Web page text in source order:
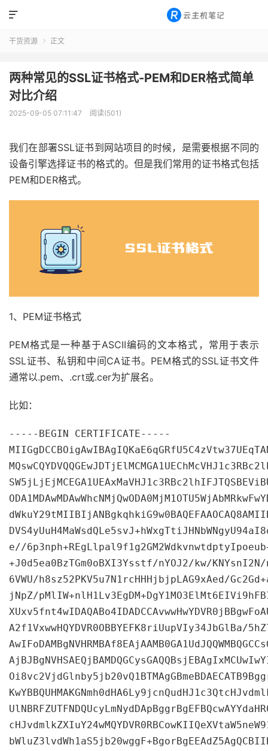

干货资源  正文
两种常见的SSL证书格式-PEM和DER格式简单
对比介绍
2025-09-05 07:11:47 阅读(501)
我们在部署SSL证书到网站项目的时候，是需要根据不同的
设备引擎选择证书的格式的。但是我们常用的证书格式包括
PEM和DER格式。
1、PEM证书格式
PEM格式是一种基于ASCII编码的文本格式，常用于表示
SSL证书、私钥和中间CA证书。PEM格式的SSL证书文件
通常以.pem、.crt或.cer为扩展名。
比如：
-----BEGIN CERTIFICATE-----
e//
+J0d5ea0BzTGm0oBXI3Ysstf/nYOJ2/kw/KNYsnI2N/
6VWU/h8sz52PKV5u7N1rcHHHjbjpLAG9xAed/
jNpZ/
A2f1VxwwHQYDVR0OBBYEFK8riUupVIy34JbGlBa/